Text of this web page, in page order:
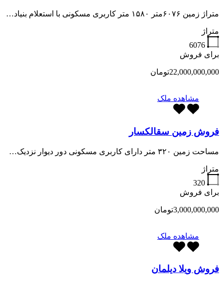
متراژ زمین ۶۰۷۶متر ۱۵۸۰ متر کاربری مسکونی با استعلام بنیاد…
متراژ
6076
برای فروش
22,000,000,000تومان
مشاهده ملک
فروش زمین سقالکسار
مساحت زمین ۳۲۰ متر دارای کاربری مسکونی دور دیوار نزدیک…
متراژ
320
برای فروش
3,000,000,000تومان
مشاهده ملک
فروش ویلا دیلمان